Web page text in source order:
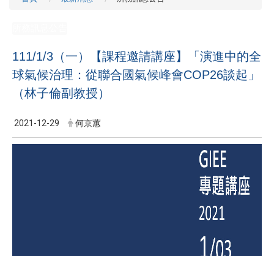
111/1/3（一）【課程邀請講座】「演進中的全
球氣候治理：從聯合國氣候峰會COP26談起」
（林子倫副教授）
2021-12-29 何京蕙